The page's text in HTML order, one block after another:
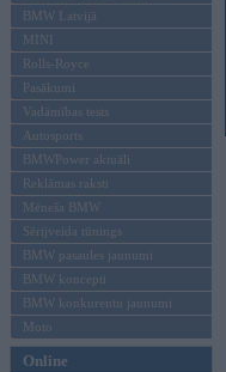
BMW Latvijā
MINI
Rolls-Royce
Pasākumi
Vadāmības tests
Autosports
BMWPower aktuāli
Reklāmas raksti
Mēneša BMW
Sērijveida tūnings
BMW pasaules jaunumi
BMW koncepti
BMW konkurentu jaunumi
Moto
Online